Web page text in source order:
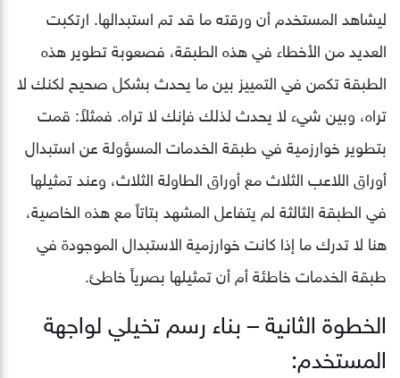
ليشاهد المستخدم أن ورقته ما قد تم استبدالها. ارتكبت
العديد من الأخطاء في هذه الطبقة، فصعوبة تطوير هذه
الطبقة تكمن في التمييز بين ما يحدث بشكل صحيح لكنك لا
تراه، وبين شيء لا يحدث لذلك فإنك لا تراه. فمثلاً: قمت
بتطوير خوارزمية في طبقة الخدمات المسؤولة عن استبدال
أوراق اللاعب الثلاث مع أوراق الطاولة الثلاث، وعند تمثيلها
في الطبقة الثالثة لم يتفاعل المشهد بتاتاً مع هذه الخاصية،
هنا لا تدرك ما إذا كانت خوارزمية الاستبدال الموجودة في
طبقة الخدمات خاطئة أم أن تمثيلها بصرياً خاطئ.
الخطوة الثانية – بناء رسم تخيلي لواجهة
المستخدم: